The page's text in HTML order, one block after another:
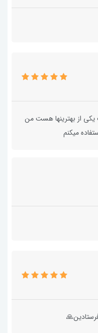
از بهترینها هست من
میکنم